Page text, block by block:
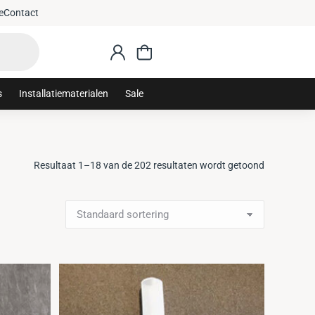
Contact
Installatiematerialen Sale
Resultaat 1–18 van de 202 resultaten wordt getoond